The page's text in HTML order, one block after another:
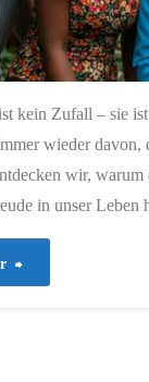
kein Zufall – sie
wieder davon,
wir,
in unser Leben
"540